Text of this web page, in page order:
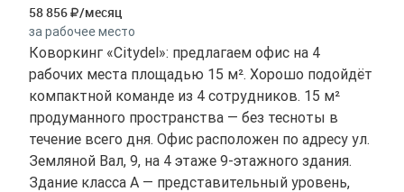
58 856 /месяц
за рабочее место
Коворкинг «Citydel»: предлагаем офис на 4
рабочих места площадью 15 м². Хорошо подойдёт
компактной команде из 4 сотрудников. 15 м²
продуманного пространства — без тесноты в
течение всего дня. Офис расположен по адресу ул.
Земляной Вал, 9, на 4 этаже 9-этажного здания.
Здание класса A — представительный уровень,